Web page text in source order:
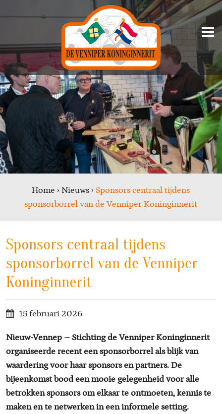
Home › Nieuws ›Sponsors centraal tijdens
sponsorborrel van de Venniper Koninginnerit
Sponsors centraal tijdens
sponsorborrel van de Venniper
Koninginnerit
15 februari 2026
Nieuw-Vennep – Stichting de Venniper Koninginnerit
organiseerde recent een sponsorborrel als blijk van
waardering voor haar sponsors en partners. De
bijeenkomst bood een mooie gelegenheid voor alle
betrokken sponsors om elkaar te ontmoeten, kennis te
maken en te netwerken in een informele setting.